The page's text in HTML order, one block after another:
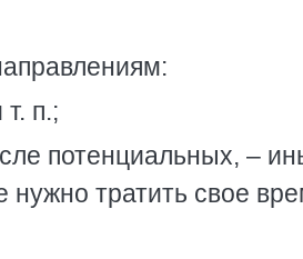
п.;
потенциальных, –
нужно тратить свое